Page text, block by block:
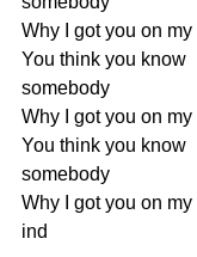
Why
got you on my
You think you know
somebody
Why
got you on my
You think you know
somebody
Why
got you on my
ind